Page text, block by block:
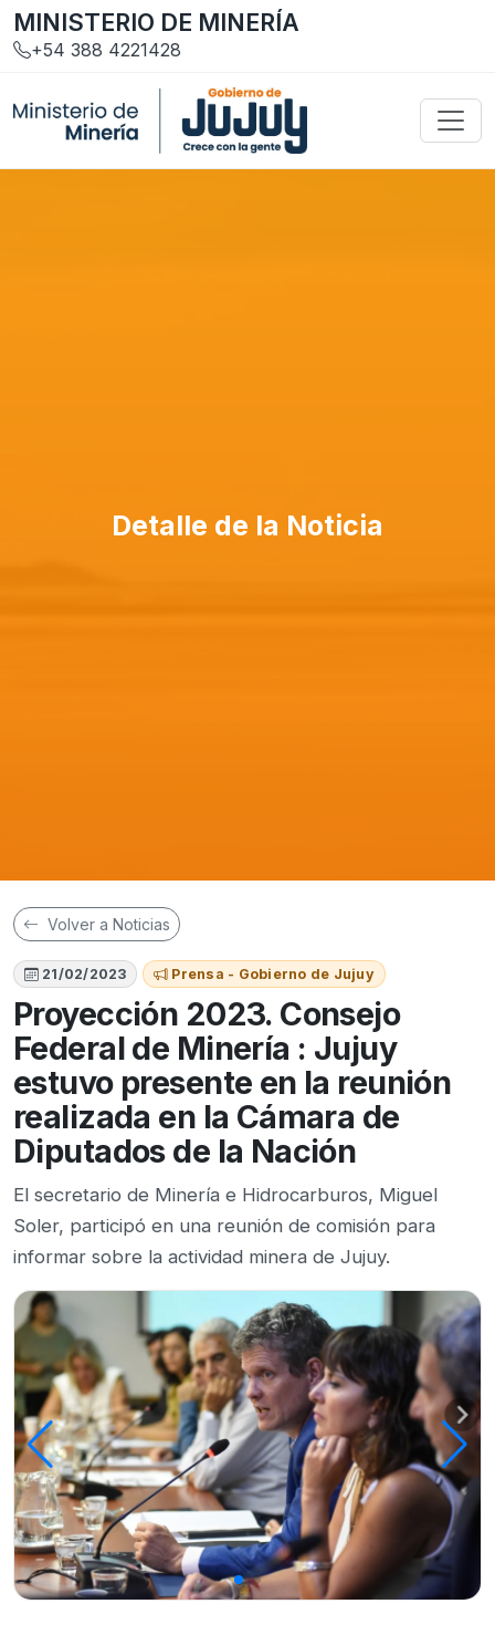
MINISTERIO DE MINERÍA
+54 388 4221428
Detalle de la Noticia
Volver a Noticias
21/02/2023 Prensa - Gobierno de Jujuy
Proyección 2023. Consejo
Federal de Minería : Jujuy
estuvo presente en la reunión
realizada en la Cámara de
Diputados de la Nación
El secretario de Minería e Hidrocarburos, Miguel
Soler, participó en una reunión de comisión para
informar sobre la actividad minera de Jujuy.